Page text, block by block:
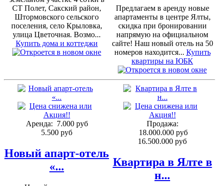
СТ Полет, Сакский район,
Штормовского сельского
поселения, село Крыловка,
улица Цветочная. Возмо...
Купить дома и коттеджи
Предлагаем в аренду новые
апартаменты в центре Ялты,
скидка при бронировании
напрямую на официальном
сайте! Наш новый отель на 50
номеров находится... Купить
квартиры на ЮБК
Аренда: 7.000 руб
5.500 руб
Новый апарт-отель
«...
Продажа:
18.000.000 руб
16.500.000 руб
Квартира в Ялте в
н...